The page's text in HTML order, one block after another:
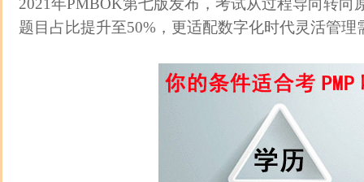
2021年PMBOK第七版发布，考试从过程导向转向
题目占比提升至50%，更适配数字化时代灵活管理